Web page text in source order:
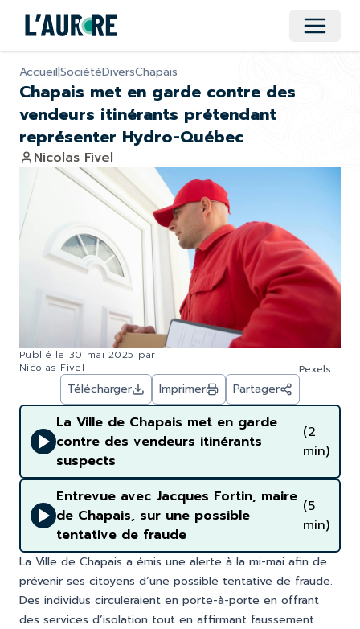
Ouvrir
Accueil|SociétéDiversChapais
Chapais met en garde contre des
vendeurs itinérants prétendant
représenter Hydro-Québec
Nicolas Fivel
Publié le 30 mai 2025 par
Nicolas Fivel
Pexels
Télécharger Imprimer Partager
La Ville de Chapais met en garde
contre des vendeurs itinérants
suspects
(2
min)
Entrevue avec Jacques Fortin, maire
de Chapais, sur une possible
tentative de fraude
(5
min)
La Ville de Chapais a émis une alerte à la mi-mai afin de
prévenir ses citoyens d’une possible tentative de fraude.
Des individus circuleraient en porte-à-porte en offrant
des services d’isolation tout en affirmant faussement